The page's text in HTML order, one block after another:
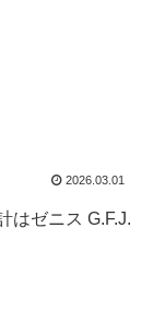
2026.03.01
はゼニス G.F.J.